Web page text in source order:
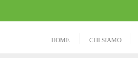
HOME CHI SIAMO